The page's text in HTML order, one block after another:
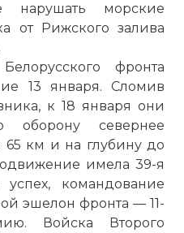
нарушать морские
от Рижского залива
фронта
13 января. Сломив
к 18 января они
оборону севернее
65 км и на глубину до
имела 39-я
командование
эшелон фронта — 11-
Войска Второго